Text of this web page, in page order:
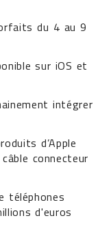
du 4 au 9
sur iOS et
intégrer
d’Apple
connecteur
téléphones
d'euros